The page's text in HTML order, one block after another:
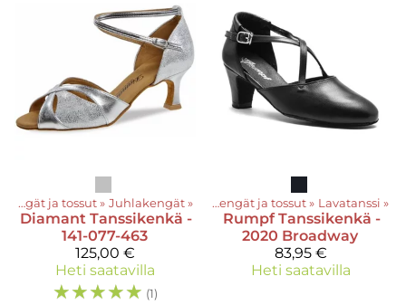
Kengät ja tossut ‪» Juhlakengät ‪»
Diamant Tanssikenkä -
141-077-463
125,00 €
Heti saatavilla
☆☆☆☆☆ (1)
Tuotteet Kengät ja tossut ‪» Lavatanssi ‪»
Rumpf Tanssikenkä -
2020 Broadway
83,95 €
Heti saatavilla